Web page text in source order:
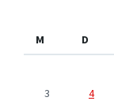
M
D
3
4